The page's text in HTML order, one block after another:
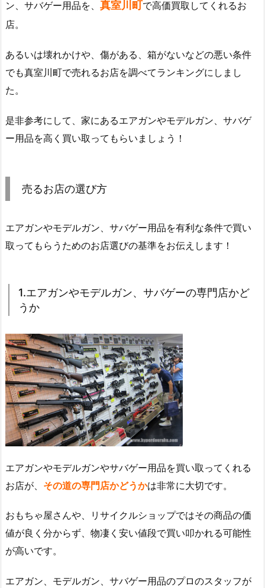
ン、サバゲー用品を、 真室川町で高価買取してくれるお
店。
あるいは壊れかけや、傷がある、箱がないなどの悪い条件
でも真室川町で売れるお店を調べてランキングにしまし
た。
是非参考にして、家にあるエアガンやモデルガン、サバゲ
ー用品を高く買い取ってもらいましょう！
売るお店の選び方
エアガンやモデルガン、サバゲー用品を有利な条件で買い
取ってもらうためのお店選びの基準をお伝えします！
1.エアガンやモデルガン、サバゲーの専門店かど
うか
エアガンやモデルガンやサバゲー用品を買い取ってくれる
お店が、 その道の専門店かどうかは非常に大切です。
おもちゃ屋さんや、リサイクルショップではその商品の価
値が良く分からず、物凄く安い値段で買い叩かれる可能性
が高いです。
エアガン、モデルガン、サバゲー用品のプロのスタッフが